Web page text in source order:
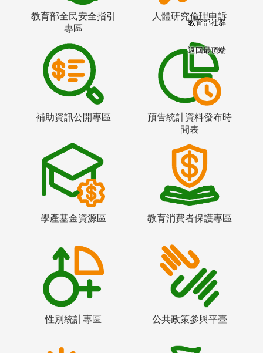
教育部全民安全指引
專區
人體研究倫理申訴
補助資訊公開專區
預告統計資料發布時
間表
學產基金資源區 教育消費者保護專區
性別統計專區 公共政策參與平臺
教育部社群
返回最頂端